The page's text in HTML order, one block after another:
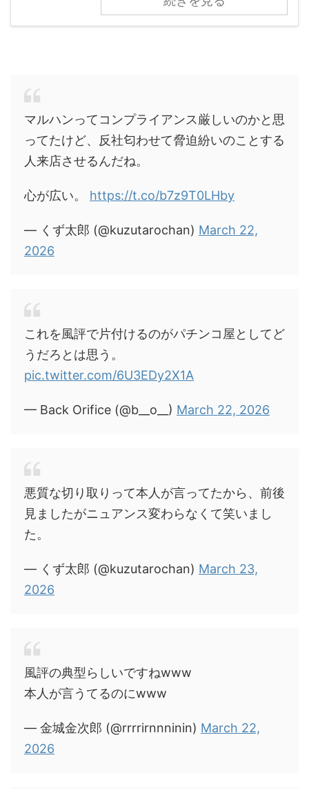
マルハンってコンプライアンス厳しいのかと思
ってたけど、反社匂わせて脅迫紛いのことする
人来店させるんだね。
心が広い。 https://t.co/b7z9T0LHby
— くず太郎 (@kuzutarochan) March 22,
2026
これを風評で片付けるのがパチンコ屋としてど
うだろとは思う。
pic.twitter.com/6U3EDy2X1A
— Back Orifice (@b__o__) March 22, 2026
悪質な切り取りって本人が言ってたから、前後
見ましたがニュアンス変わらなくて笑いまし
た。
— くず太郎 (@kuzutarochan) March 23,
2026
風評の典型らしいですねwww
本人が言うてるのにwww
— 金城金次郎 (@rrrrirnnninin) March 22,
2026